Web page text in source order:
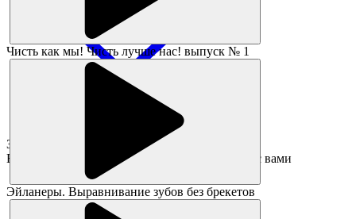
Чисть как мы! Чисть лучше нас! выпуск № 1
Эйланеры. Выравнивание зубов без брекетов
Заявка принята!
В ближайшее время администратор свяжется с вами